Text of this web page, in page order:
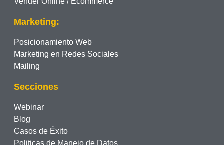
Marketing:
Posicionamiento Web
Marketing en Redes Sociales
Mailing
Secciones
Webinar
Blog
Casos de Éxito
Politicas de Manejo de Datos